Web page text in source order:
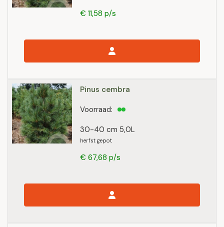
€ 11,58 p/s
Pinus cembra
30-40 cm 5,0L
herfst gepot
Voorraad:
€ 67,68 p/s